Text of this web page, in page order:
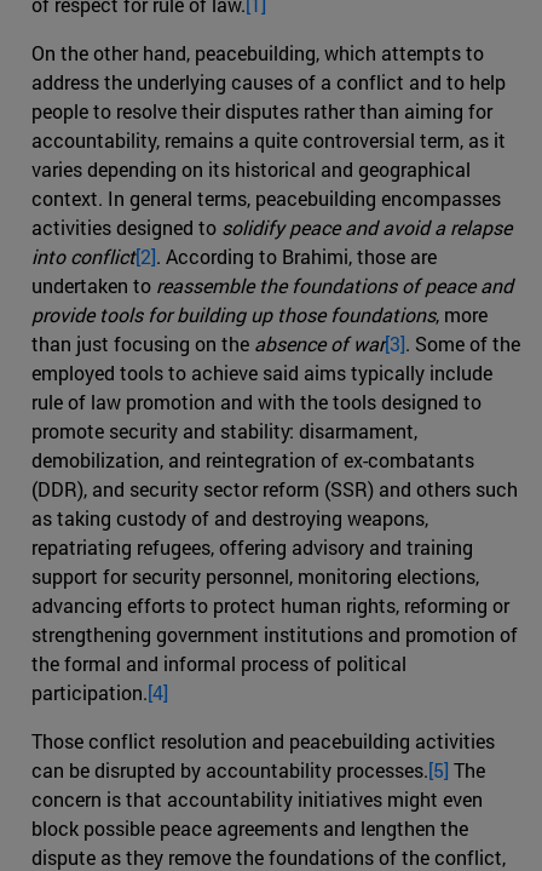
On the other hand, peacebuilding, which attempts to
address the underlying causes of a conflict and to help
people to resolve their disputes rather than aiming for
accountability, remains a quite controversial term, as it
varies depending on its historical and geographical
context. In general terms, peacebuilding encompasses
activities designed to solidify peace and avoid a relapse
into conflict[2]. According to Brahimi, those are
undertaken to reassemble the foundations of peace and
provide tools for building up those foundations, more
than just focusing on the absence of war[3]. Some of the
employed tools to achieve said aims typically include
rule of law promotion and with the tools designed to
promote security and stability: disarmament,
demobilization, and reintegration of ex-combatants
(DDR), and security sector reform (SSR) and others such
as taking custody of and destroying weapons,
repatriating refugees, offering advisory and training
support for security personnel, monitoring elections,
advancing efforts to protect human rights, reforming or
strengthening government institutions and promotion of
the formal and informal process of political
participation.[4]
Those conflict resolution and peacebuilding activities
can be disrupted by accountability processes.[5] The
concern is that accountability initiatives might even
block possible peace agreements and lengthen the
dispute as they remove the foundations of the conflict,